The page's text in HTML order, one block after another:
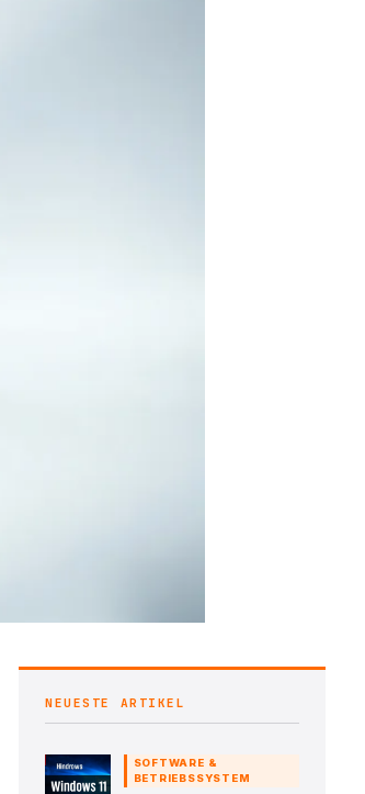
NEUESTE ARTIKEL
SOFTWARE &
BETRIEBSSYSTEM